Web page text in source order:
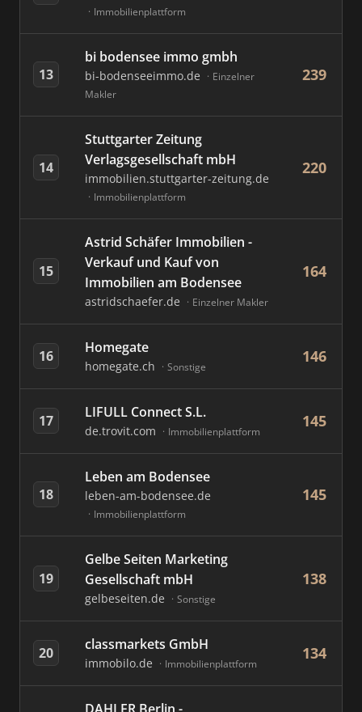
Immobilienplattform
13
bi bodensee immo gmbh
bi-bodenseeimmo.de
Einzelner
Makler
239
14
Stuttgarter Zeitung
Verlagsgesellschaft mbH
immobilien.stuttgarter-zeitung.de
Immobilienplattform
220
15
Astrid Schäfer Immobilien -
Verkauf und Kauf von
Immobilien am Bodensee
astridschaefer.de Einzelner Makler
164
16 Homegate
homegate.ch Sonstige
146
17 LIFULL Connect S.L.
de.trovit.com Immobilienplattform
145
18
Leben am Bodensee
leben-am-bodensee.de
Immobilienplattform
145
19
Gelbe Seiten Marketing
Gesellschaft mbH
gelbeseiten.de Sonstige
138
20 classmarkets GmbH
immobilo.de Immobilienplattform
134